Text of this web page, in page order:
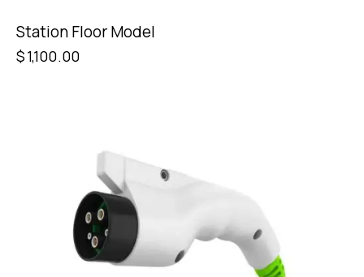
Station Floor Model
$1,100.00